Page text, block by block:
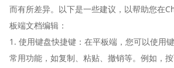
而有所差异。以下是一些建议，以帮助您在
板端文档编辑：
1. 使用键盘快捷键：在平板端，您可以使用
常用功能，如复制、粘贴、撤销等。例如，